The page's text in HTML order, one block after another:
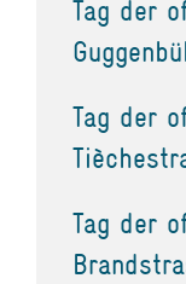
Tag der
Tag der
Tag der